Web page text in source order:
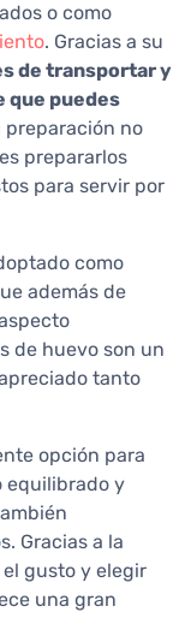
o como
. Gracias a su
de transportar y
que puedes
preparación no
prepararlos
para servir por
como
además de
de huevo son un
tanto
opción para
equilibrado y
Gracias a la
gusto y elegir
una gran